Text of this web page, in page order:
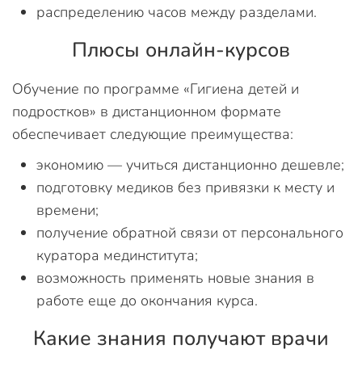
распределению часов между разделами.
Плюсы онлайн-курсов
Обучение по программе «Гигиена детей и
подростков» в дистанционном формате
обеспечивает следующие преимущества:
экономию — учиться дистанционно дешевле;
подготовку медиков без привязки к месту и
времени;
получение обратной связи от персонального
куратора мединститута;
возможность применять новые знания в
работе еще до окончания курса.
Какие знания получают врачи